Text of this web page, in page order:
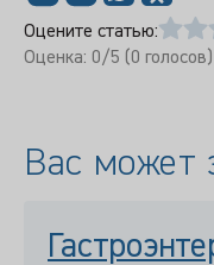
Оцените статью:
Оценка: 0/5 (0 голосов)
Вас может